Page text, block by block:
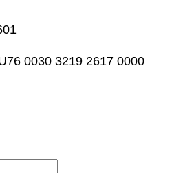
0030 3219 2617 0000